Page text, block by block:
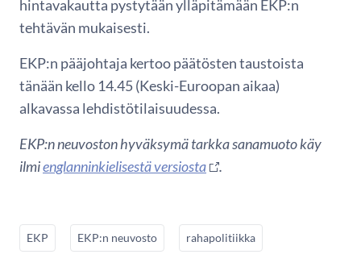
hintavakautta pystytään ylläpitämään EKP:n
tehtävän mukaisesti.
EKP:n pääjohtaja kertoo päätösten taustoista
tänään kello 14.45 (Keski-Euroopan aikaa)
alkavassa lehdistötilaisuudessa.
EKP:n neuvoston hyväksymä tarkka sanamuoto käy
ilmienglanninkielisestä versiosta .
EKP EKP:n neuvosto rahapolitiikka